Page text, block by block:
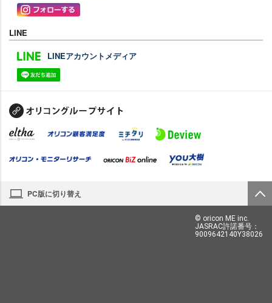
LINE
LINEアカウントメディア
PC版に切り替え
© oricon ME inc.
JASRAC許諾番号：
9009642140Y38026